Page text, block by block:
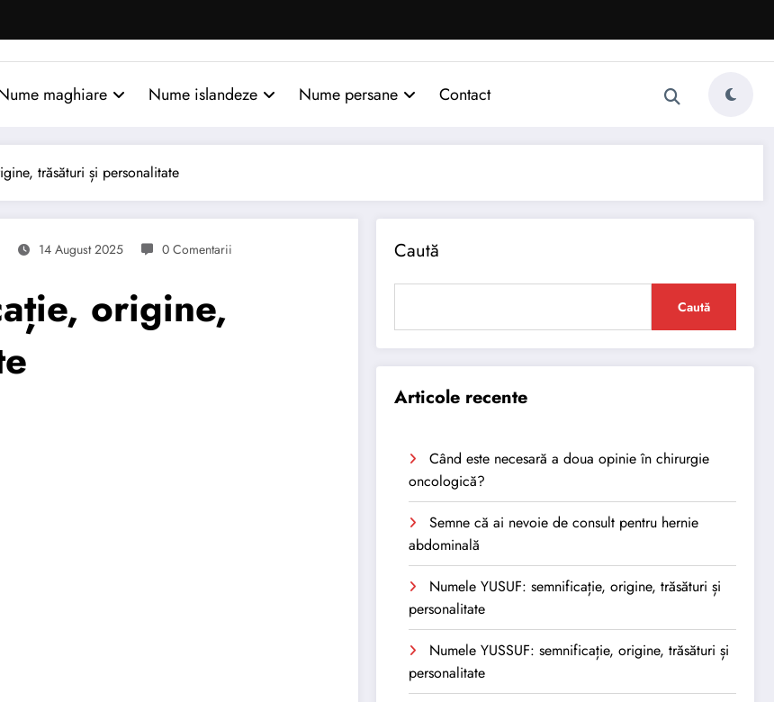
maghiare Nume islandeze Nume persane Contact
trăsături și personalitate
14 August 2025 0 Comentarii
origine,
Caută
Caută
Articole recente
Când este necesară a doua opinie în chirurgie
oncologică?
Semne că ai nevoie de consult pentru hernie
abdominală
Numele YUSUF: semnificație, origine, trăsături și
personalitate
Numele YUSSUF: semnificație, origine, trăsături și
personalitate